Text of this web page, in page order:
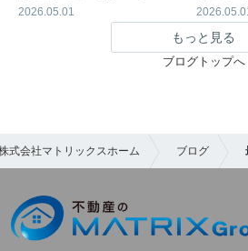
2026.05.01
もっと見る
ブログトップへ
式会社マトリックスホーム ブログ